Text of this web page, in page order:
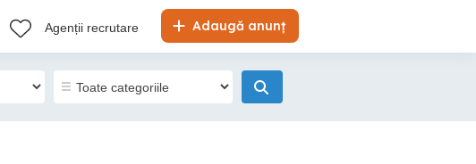
Adaugă anunț
Agenții recrutare